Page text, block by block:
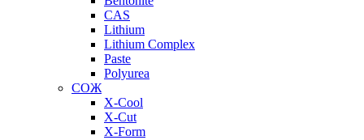
CAS
Lithium
Lithium Complex
Paste
Polyurea
СОЖ
X-Cool
X-Cut
X-Form